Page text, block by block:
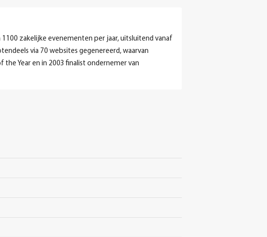
1100 zakelijke evenementen per jaar, uitsluitend vanaf
via 70 websites gegenereerd, waarvan
the Year en in 2003 finalist ondernemer van